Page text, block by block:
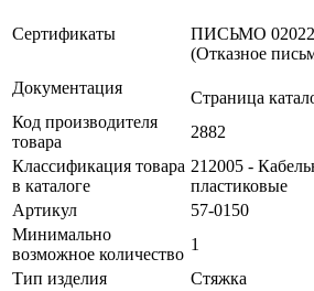
Сертификаты
ПИСЬМО
(Отказное
Документация
Страница
Код производителя
товара
2882
Классификация товара
в каталоге
212005 -
пластиковые
Артикул
57-0150
Минимально
возможное количество
1
Тип изделия
Стяжка